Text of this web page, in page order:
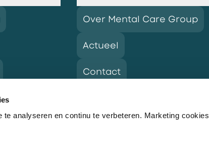
analyseren en continu te verbeteren. Marketing cookies
Over Mental Care Group
Actueel
Contact